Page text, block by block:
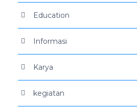
Education
Informasi
Karya
kegiatan